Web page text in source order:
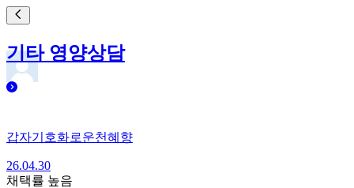
기타 영양상담
갑자기호화로운천혜향
26.04.30
채택률 높음